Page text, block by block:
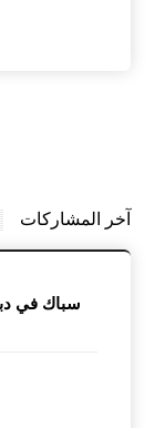
آخر المشاركات
سباك في دبي |0545574752| اعمال